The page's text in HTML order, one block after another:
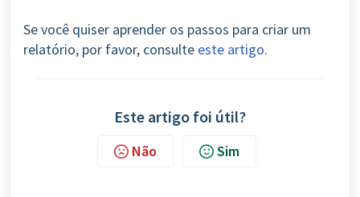
Se você quiser aprender os passos para criar um
relatório, por favor, consulte este artigo.
Este artigo foi útil?
Não Sim